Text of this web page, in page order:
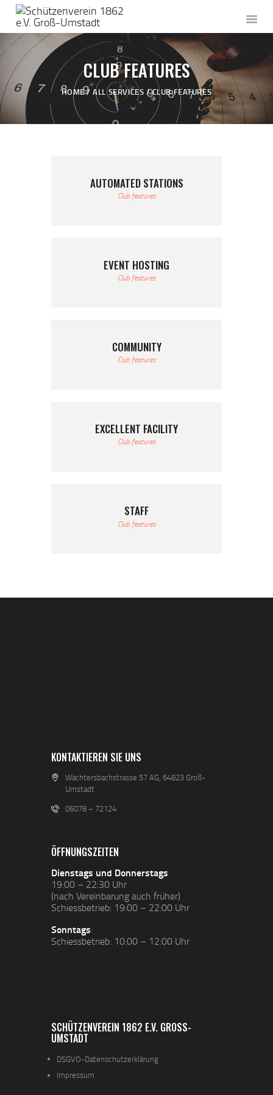
CLUB FEATURES
HOME ALL SERVICES CLUB FEATURES
STARTSEITE
DER VEREIN
AKTUELLES
KONTAKTAUTOMATED STATIONS
Club features
EVENT HOSTING
Club features
COMMUNITY
Club features
EXCELLENT FACILITY
Club features
STAFF
Club features
KONTAKTIEREN SIE UNS
Wächtersbachstrasse 57 AG, 64823 Groß-
Umstadt
06078 – 72124
ÖFFNUNGSZEITEN
Dienstags und Donnerstags
19:00 – 22:30 Uhr
(nach Vereinbarung auch früher)
Schiessbetrieb: 19:00 – 22:00 Uhr
Sonntags:
Schiessbetrieb: 10:00 – 12:00 Uhr
SCHÜTZENVEREIN 1862 E.V. GROSS-U
MSTADT
DSGVO-Datenschutzerklärung
Impressum